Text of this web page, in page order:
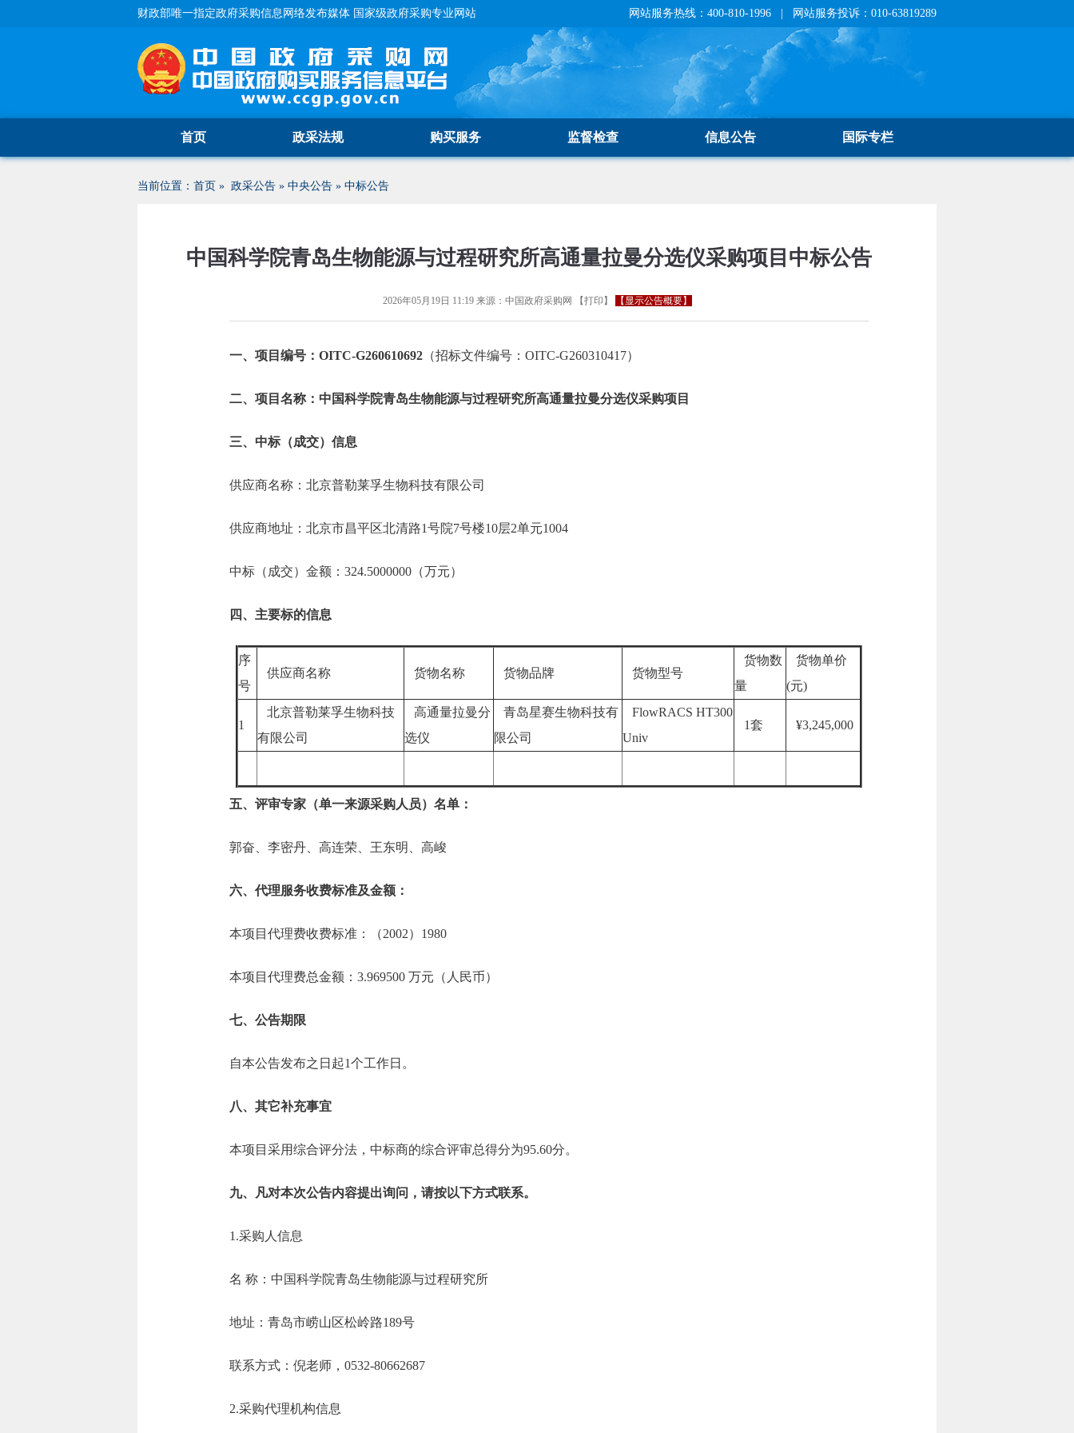
财政部唯一指定政府采购信息网络发布媒体 国家级政府采购专业网站 网站服务热线：400-810-1996 | 网站服务投诉：010-63819289
首页 政采法规 购买服务 监督检查 信息公告 国际专栏
当前位置： 首页 » 政采公告 » 中央公告 » 中标公告
中国科学院青岛生物能源与过程研究所高通量拉曼分选仪采购项目中标公告
2026年05月19日 11:19来源： 中国政府采购网 【打印 】 【显示公告概要】
一、项目编号：OITC-G260610692 （招标文件编号：OITC-G260310417）
二、项目名称：中国科学院青岛生物能源与过程研究所高通量拉曼分选仪采购项目
三、中标（成交）信息
供应商名称：北京普勒莱孚生物科技有限公司
供应商地址：北京市昌平区北清路1号院7号楼10层2单元1004
中标（成交）金额：324.5000000（万元）
四、主要标的信息
序
号
供应商名称 货物名称 货物品牌 货物型号
货物数
量
货物单价
(元)
1
北京普勒莱孚生物科技
有限公司
高通量拉曼分
选仪
青岛星赛生物科技有
限公司
FlowRACS HT300
Univ
1套 ¥3,245,000
五、评审专家（单一来源采购人员）名单：
郭奋、李密丹、高连荣、王东明、高峻
六、代理服务收费标准及金额：
本项目代理费收费标准：（2002）1980
本项目代理费总金额：3.969500 万元（人民币）
七、公告期限
自本公告发布之日起1个工作日。
八、其它补充事宜
本项目采用综合评分法，中标商的综合评审总得分为95.60分。
九、凡对本次公告内容提出询问，请按以下方式联系。
1.采购人信息
名 称：中国科学院青岛生物能源与过程研究所
地址：青岛市崂山区松岭路189号
联系方式：倪老师，0532-80662687
2.采购代理机构信息